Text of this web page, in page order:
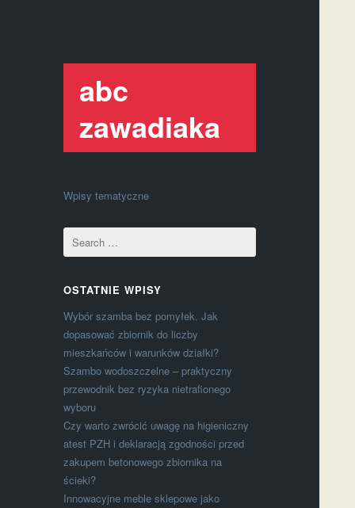
abc
zawadiaka
Wpisy tematyczne
OSTATNIE WPISY
Wybór szamba bez pomyłek. Jak
dopasować zbiornik do liczby
mieszkańców i warunków działki?
Szambo wodoszczelne – praktyczny
przewodnik bez ryzyka nietrafionego
wyboru
Czy warto zwrócić uwagę na higieniczny
atest PZH i deklaracją zgodności przed
zakupem betonowego zbiornika na
ścieki?
Innowacyjne meble sklepowe jako